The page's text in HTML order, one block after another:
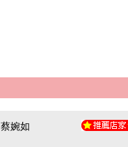
蔡婉如